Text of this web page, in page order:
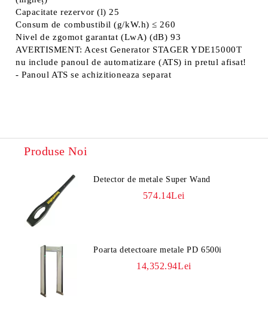
Capacitate rezervor (l) 25
Consum de combustibil (g/kW.h) ≤ 260
Nivel de zgomot garantat (LwA) (dB) 93
AVERTISMENT: Acest Generator STAGER YDE15000T
nu include panoul de automatizare (ATS) in pretul afisat!
- Panoul ATS se achizitioneaza separat
Produse Noi
Detector de metale Super Wand
574.14Lei
Poarta detectoare metale PD 6500i
14,352.94Lei